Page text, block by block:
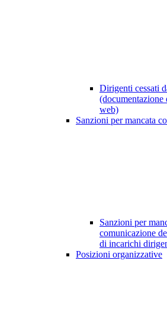
Dirigenti cessati
(documentazione
web)
Sanzioni per mancata
Sanzioni per
comunicazione
di incarichi
Posizioni organizzative